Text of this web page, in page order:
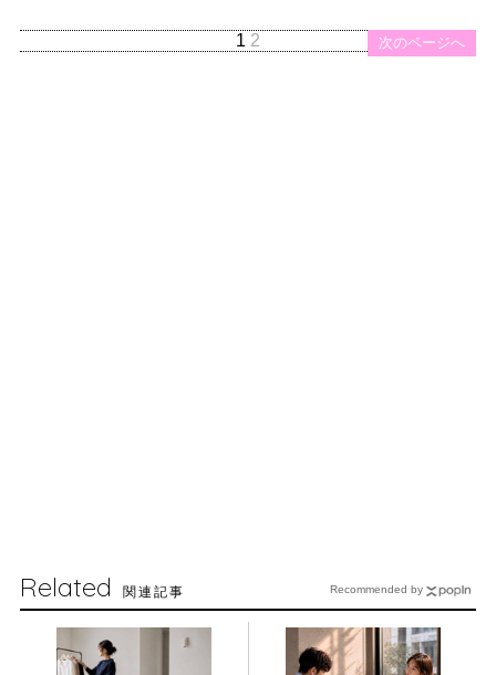
次のページへ
1 2
Related 関連記事 Recommended by